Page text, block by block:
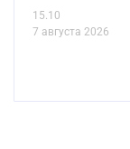
15.10
7 августа 2026